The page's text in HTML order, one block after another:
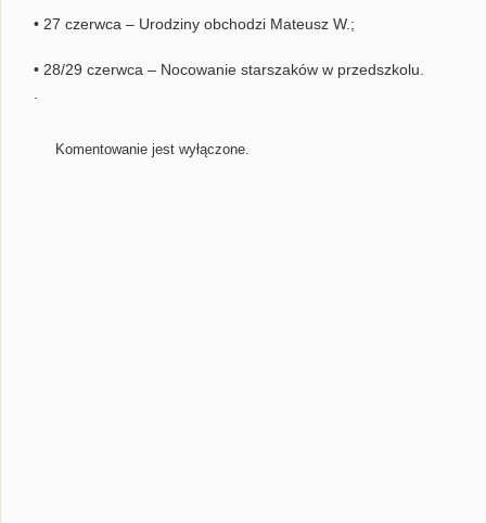
• 27 czerwca – Urodziny obchodzi Mateusz W.;
• 28/29 czerwca – Nocowanie starszaków w przedszkolu.
Komentowanie jest wyłączone.